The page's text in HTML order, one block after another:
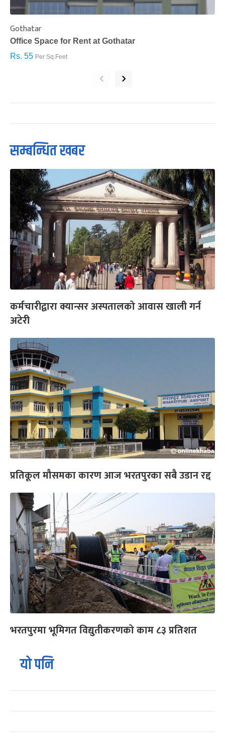
Gothatar
Office Space for Rent at Gothatar
Rs. 55 Per Sq.Feet
‹ ›
सम्बन्धित खबर
कर्मचारीद्वारा क्यान्सर अस्पतालको आवास खाली गर्न
अटेरी
प्रतिकूल मौसमका कारण आज भरतपुरका सबै उडान रद्द
भरतपुरमा भूमिगत विद्युतीकरणको काम ८३ प्रतिशत
यो पनि